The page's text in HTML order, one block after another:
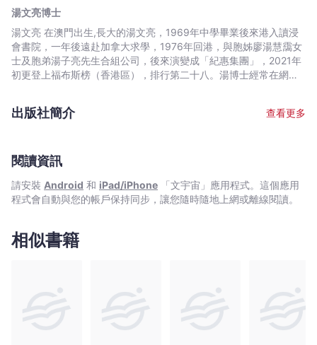
宇
宙
｜
Bookniverse
歷，分享心得，提出「苦口良藥」的建議。湯文亮深明草民心態，
故經常以日常生活作「生鬼」比喻，以牌局,魚蝦蟹,又硬又脆的甜品
馬卡龍等，解構香港樓市及經濟令人費解的現象，道出一般人對樓
市的誤解，揭示樓價升跌的真正關鍵。他在書中分享周邊親友「笑
中有淚，淚中帶笑」的買樓小故事，讓你學會置業投資之法，更領
略處世為人之道。
湯文亮博士
湯文亮 在澳門出生,長大的湯文亮，1969年中學畢業後來港入讀浸
會書院，一年後遠赴加拿大求學，1976年回港，與胞姊廖湯慧靄女
士及胞弟湯子亮先生合組公司，後來演變成「紀惠集團」，2021年
初更登上福布斯榜（香港區），排行第二十八。湯博士經常在網上
港浸會大學頒發了「榮譽大學院士」給湯博士，以彰顯其傑出的企
出版社簡介 查看更多
閱讀資訊
請安裝 Android 和 iPad/iPhone 「文宇宙」應用程式。這個應用
程式會自動與您的帳戶保持同步，讓您隨時隨地上網或離線閱讀。
相似書籍